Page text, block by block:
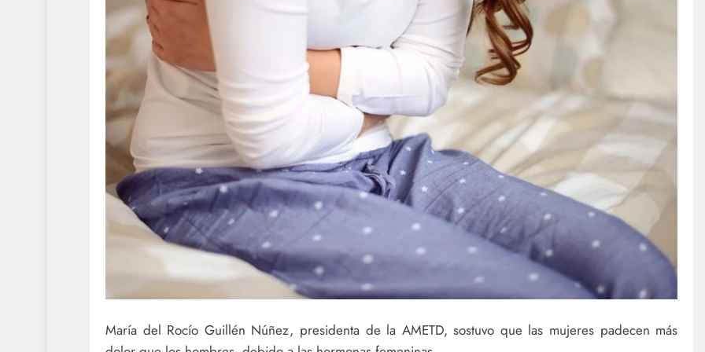
María del Rocío Guillén Núñez, presidenta de la AMETD, sostuvo que las mujeres padecen más